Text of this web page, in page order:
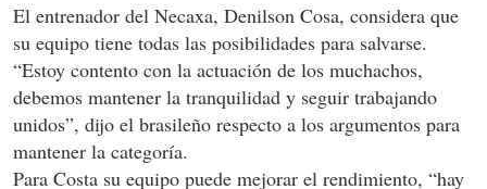
El entrenador del Necaxa, Denilson Cosa, considera que
su equipo tiene todas las posibilidades para salvarse.
“Estoy contento con la actuación de los muchachos,
debemos mantener la tranquilidad y seguir trabajando
unidos”, dijo el brasileño respecto a los argumentos para
mantener la categoría.
Para Costa su equipo puede mejorar el rendimiento, “hay